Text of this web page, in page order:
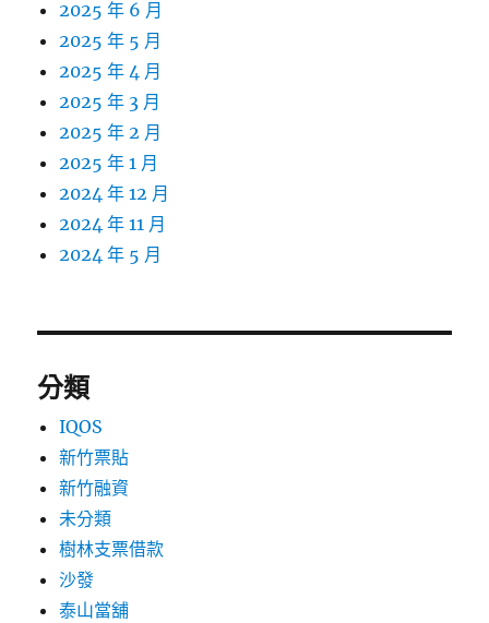
2025 年 6 月
2025 年 5 月
2025 年 4 月
2025 年 3 月
2025 年 2 月
2025 年 1 月
2024 年 12 月
2024 年 11 月
2024 年 5 月
分類
IQOS
新竹票貼
新竹融資
未分類
樹林支票借款
沙發
泰山當舖